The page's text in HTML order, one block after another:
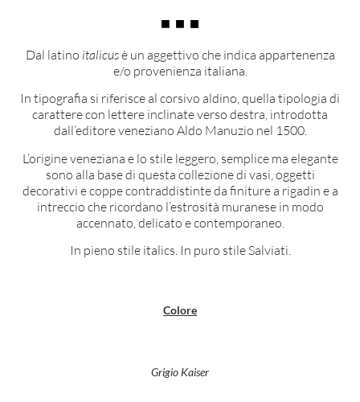
Dal latino italicusè un aggettivo che indica appartenenza
e/o provenienza italiana.
In tipografia si riferisce al corsivo aldino, quella tipologia di
carattere con lettere inclinate verso destra, introdotta
dall’editore veneziano Aldo Manuzio nel 1500.
L’origine veneziana e lo stile leggero, semplice ma elegante
sono alla base di questa collezione di vasi, oggetti
decorativi e coppe contraddistinte da finiture a rigadin e a
intreccio che ricordano l’estrosità muranese in modo
accennato, delicato e contemporaneo.
In pieno stile italics. In puro stile Salviati.
Colore
Grigio Kaiser